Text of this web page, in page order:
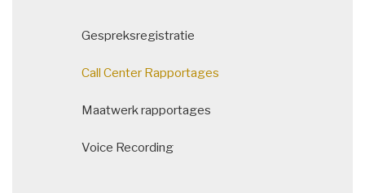
Gespreksregistratie
Call Center Rapportages
Maatwerk rapportages
Voice Recording